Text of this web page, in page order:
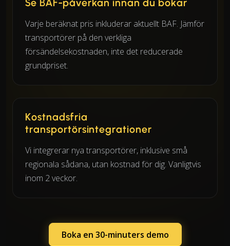
Varje beräknat pris inkluderar aktuellt BAF. Jämför
transportörer på den verkliga
försändelsekostnaden, inte det reducerade
grundpriset.
Kostnadsfria
transportörsintegrationer
Vi integrerar nya transportörer, inklusive små
regionala sådana, utan kostnad för dig. Vanligtvis
inom 2 veckor.
Boka en 30-minuters demo